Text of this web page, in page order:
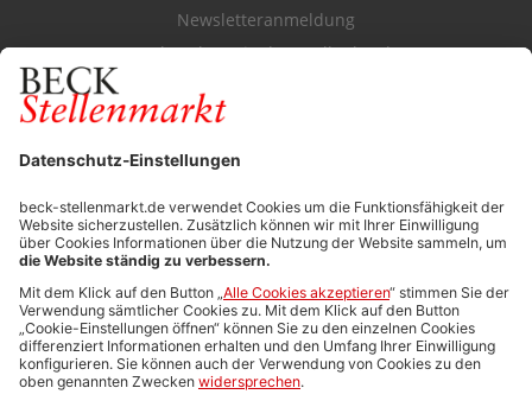
Newsletteranmeldung
Durchsuchen Sie den Stellenkatalog
FÜR ARBEITGEBER
Stellenmarktpreise
Anzeigen-AGB
Media-Daten
Newsletteranmeldung
Produktübersicht
ALLGEMEIN